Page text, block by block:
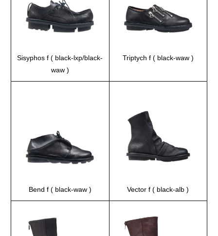
Sisyphos f ( black-lxp/black-
waw )
Triptych f ( black-waw )
Bend f ( black-waw ) Vector f ( black-alb )